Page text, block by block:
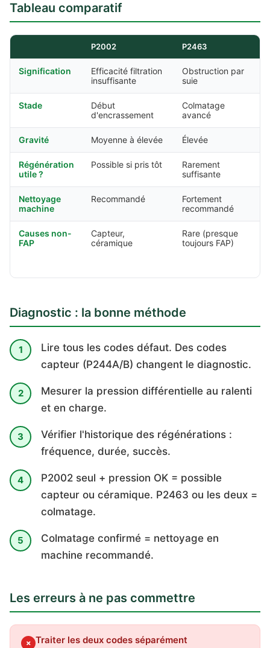
Tableau comparatif
P2002 P2463
Signification
Efficacité filtration
insuffisante
Obstruction par
suie
Stade
Début
d'encrassement
Colmatage
avancé
Gravité Moyenne à élevée Élevée
Régénération
utile ?
Possible si pris tôt
Rarement
suffisante
Nettoyage
machine
Recommandé
Fortement
recommandé
Causes non-
FAP
Capteur,
céramique
Rare (presque
toujours FAP)
Diagnostic : la bonne méthode
Lire tous les codes défaut. Des codes
capteur (P244A/B) changent le diagnostic.
Mesurer la pression différentielle au ralenti
et en charge.
Vérifier l'historique des régénérations :
fréquence, durée, succès.
P2002 seul + pression OK = possible
capteur ou céramique. P2463 ou les deux =
colmatage.
Colmatage confirmé = nettoyage en
machine recommandé.
Les erreurs à ne pas commettre
✗ Traiter les deux codes séparément